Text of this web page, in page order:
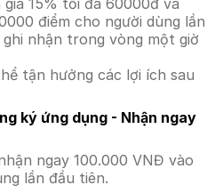
giá 15% tối đa 60000đ và
điểm cho người dùng lần
nhận trong vòng một giờ
tận hưởng các lợi ích sau
ký ứng dụng - Nhận ngay
ngay 100.000 VNĐ vào
lần đầu tiên.